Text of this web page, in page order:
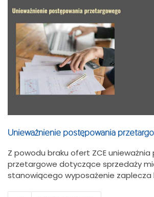
Unieważnienie postępowania
Z powodu braku ofert ZCE
przetargowe dotyczące sprzedaży
stanowiącego wyposażenie zaplecza